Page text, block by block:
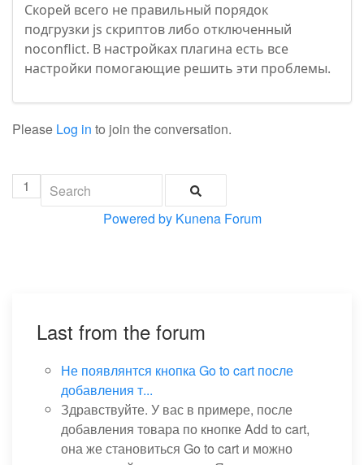
Скорей всего не правильный порядок
подгрузки js скриптов либо отключенный
noconflict. В настройках плагина есть все
настройки помогающие решить эти проблемы.
Please Log in to join the conversation.
1
Powered by Kunena Forum
Last from the forum
Не появлянтся кнопка Go to cart после
добавления т...
Здравствуйте. У вас в примере, после
добавления товара по кнопке Add to cart,
она же становиться Go to cart и можно